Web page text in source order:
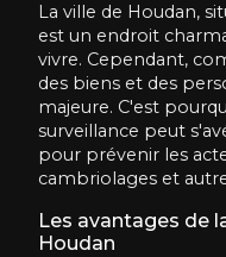
La ville de Houdan,
est un endroit
vivre. Cependant,
des biens et des
majeure. C'est
surveillance peut
pour prévenir les
cambriolages et
Les avantages de
Houdan